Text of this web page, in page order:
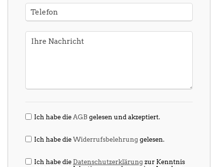
Ich habe die AGB gelesen und akzeptiert.
Ich habe die Widerrufsbelehrung gelesen.
Ich habe die Datenschutzerklärung zur Kenntnis